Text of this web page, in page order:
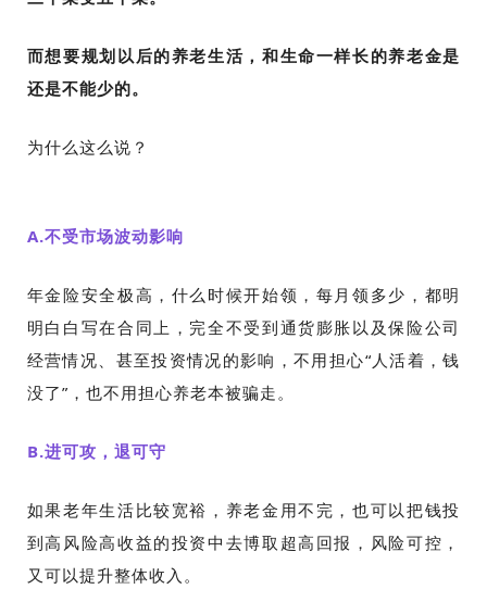
而想要规划以后的养老生活，和生命一样长的养老金是
还是不能少的。
为什么这么说？
A.不受市场波动影响
年金险安全极高，什么时候开始领，每月领多少，都明
明白白写在合同上， 完全不受到通货膨胀以及保险公司
经营情况、甚至投资情况的影响 ，不用担心“人活着，钱
没了”，也不用担心养老本被骗走。
B.进可攻，退可守
如果老年生活比较宽裕，养老金用不完，也可以把钱投
到高风险高收益的投资中去博取超高回报，风险可控，
又可以提升整体收入。